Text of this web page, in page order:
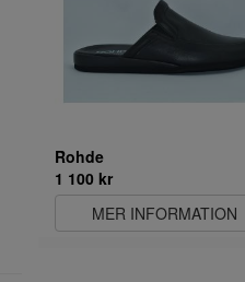
Rohde
1 100 kr
MER INFORMATION